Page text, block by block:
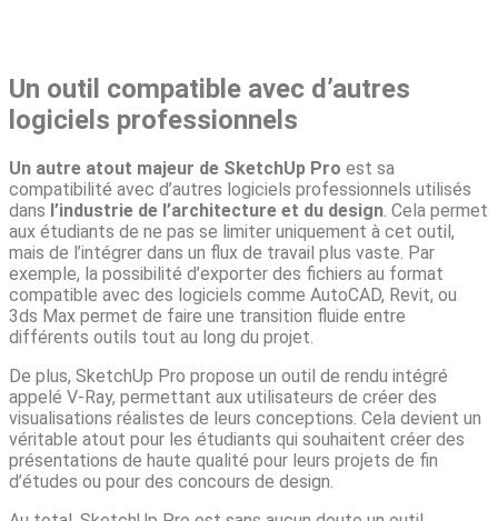
Un outil compatible avec d’autres
logiciels professionnels
Un autre atout majeur de SketchUp Pro est sa
compatibilité avec d’autres logiciels professionnels utilisés
dans l’industrie de l’architecture et du design. Cela permet
aux étudiants de ne pas se limiter uniquement à cet outil,
mais de l’intégrer dans un flux de travail plus vaste. Par
exemple, la possibilité d’exporter des fichiers au format
compatible avec des logiciels comme AutoCAD, Revit, ou
3ds Max permet de faire une transition fluide entre
différents outils tout au long du projet.
De plus, SketchUp Pro propose un outil de rendu intégré
appelé V-Ray, permettant aux utilisateurs de créer des
visualisations réalistes de leurs conceptions. Cela devient un
véritable atout pour les étudiants qui souhaitent créer des
présentations de haute qualité pour leurs projets de fin
d’études ou pour des concours de design.